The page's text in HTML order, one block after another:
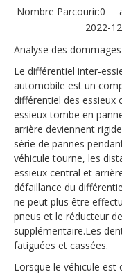
Nombre Parcourir:0
2022-
Analyse des
Le différentiel inter-
automobile est un
différentiel des essieux
essieux tombe en
arrière deviennent
série de pannes
véhicule tourne, les
essieux central et
défaillance du
ne peut plus être
pneus et le réducteur
supplémentaire.Les
fatiguées et cassées.
Lorsque le véhicule est